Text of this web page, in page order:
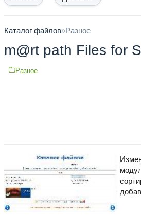
Каталог файлов»Разное
m@rt path Files for
Разное